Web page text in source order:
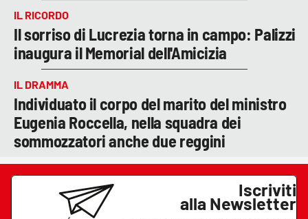
IL RICORDO
Il sorriso di Lucrezia torna in campo: Palizzi
inaugura il Memorial dell'Amicizia
IL DRAMMA
Individuato il corpo del marito del ministro
Eugenia Roccella, nella squadra dei
sommozzatori anche due reggini
Iscriviti
alla Newsletter